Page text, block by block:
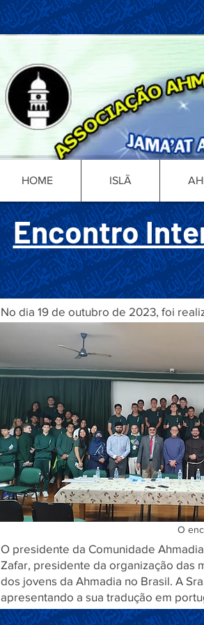
HOME ISLÃ
Encontro
No dia 19 de outubro de 2023, foi
O
O presidente da Comunidade
Zafar, presidente da organização das
dos jovens da Ahmadia no Brasil. A
apresentando a sua tradução em